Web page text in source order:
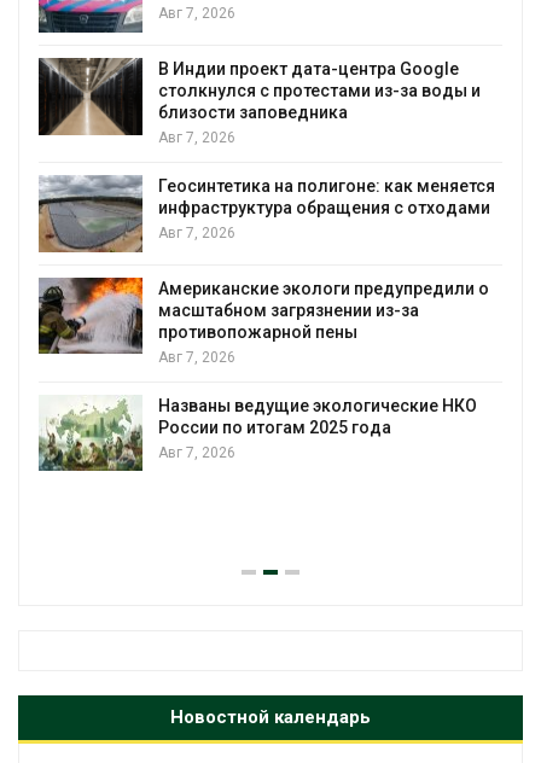
Авг 7, 2026
В Индии проект дата-центра Google
столкнулся с протестами из-за воды и
близости заповедника
Авг 7, 2026
Геосинтетика на полигоне: как меняется
инфраструктура обращения с отходами
Авг 7, 2026
Американские экологи предупредили о
масштабном загрязнении из-за
противопожарной пены
Авг 7, 2026
Названы ведущие экологические НКО
России по итогам 2025 года
Авг 7, 2026
Новостной календарь